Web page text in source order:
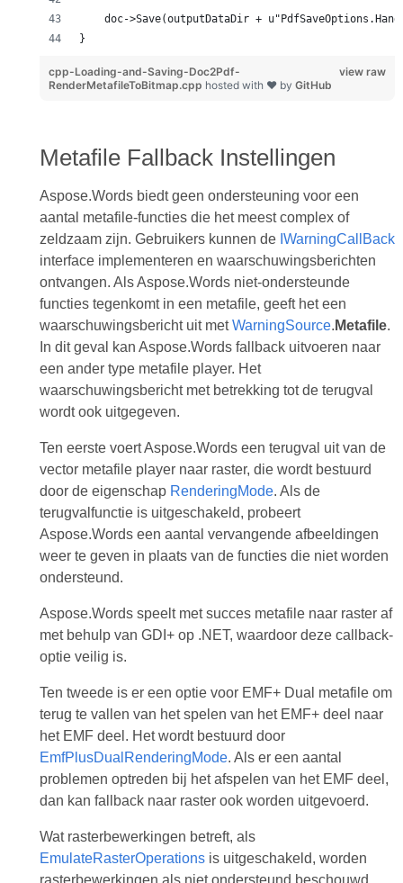
doc->Save(outputDataDir +
}
view raw
cpp-Loading-and-Saving-Doc2Pdf-
RenderMetafileToBitmap.cpp hosted with ❤ by GitHub
Metafile Fallback Instellingen
Aspose.Words biedt geen ondersteuning voor een
aantal metafile-functies die het meest complex of
zeldzaam zijn. Gebruikers kunnen de IWarningCallBack
interface implementeren en waarschuwingsberichten
ontvangen. Als Aspose.Words niet-ondersteunde
functies tegenkomt in een metafile, geeft het een
waarschuwingsbericht uit metWarningSource. Metafile.
In dit geval kan Aspose.Words fallback uitvoeren naar
een ander type metafile player. Het
waarschuwingsbericht met betrekking tot de terugval
wordt ook uitgegeven.
Ten eerste voert Aspose.Words een terugval uit van de
vector metafile player naar raster, die wordt bestuurd
door de eigenschap RenderingMode. Als de
terugvalfunctie is uitgeschakeld, probeert
Aspose.Words een aantal vervangende afbeeldingen
weer te geven in plaats van de functies die niet worden
ondersteund.
Aspose.Words speelt met succes metafile naar raster af
met behulp van GDI+ op .NET, waardoor deze callback-
optie veilig is.
Ten tweede is er een optie voor EMF+ Dual metafile om
terug te vallen van het spelen van het EMF+ deel naar
het EMF deel. Het wordt bestuurd door
EmfPlusDualRenderingMode. Als er een aantal
problemen optreden bij het afspelen van het EMF deel,
dan kan fallback naar raster ook worden uitgevoerd.
Wat rasterbewerkingen betreft, als
EmulateRasterOperationsis uitgeschakeld, worden
rasterbewerkingen als niet ondersteund beschouwd,